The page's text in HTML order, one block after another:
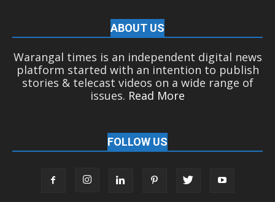
ABOUT US
Warangal times is an independent digital news
platform started with an intention to publish
stories & telecast videos on a wide range of
issues. Read More
FOLLOW US